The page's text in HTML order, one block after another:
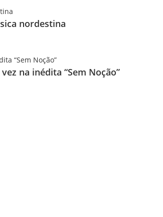
nordestina
na inédita “Sem Noção”